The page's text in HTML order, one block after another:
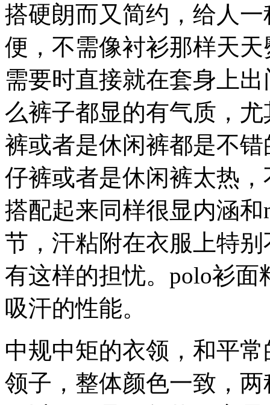
搭硬朗而又简约，给人
便，不需像衬衫那样天
需要时直接就在套身上
么裤子都显的有气质，
裤或者是休闲裤都是不
仔裤或者是休闲裤太热
搭配起来同样很显内涵
节，汗粘附在衣服上特
有这样的担忧。polo衫
吸汗的性能。
中规中矩的衣领，和平
领子，整体颜色一致，